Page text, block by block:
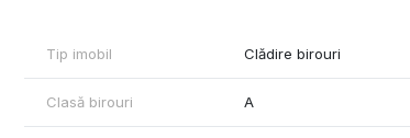
grupuri sanitare
Cu respect,
Rares Feraru – Commercial Real Estate Specialist
Tip imobil Clădire birouri
Clasă birouri A